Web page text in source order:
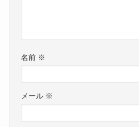
名前 ※
メール ※